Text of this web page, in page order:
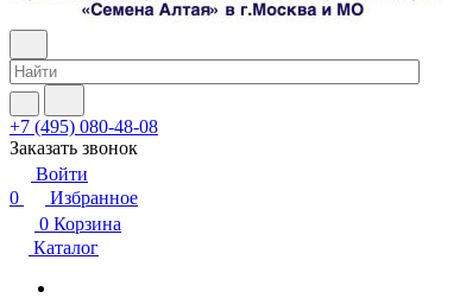
+7 (495) 080-48-08
Заказать звонок
Войти
0
Избранное
0 Корзина
Каталог